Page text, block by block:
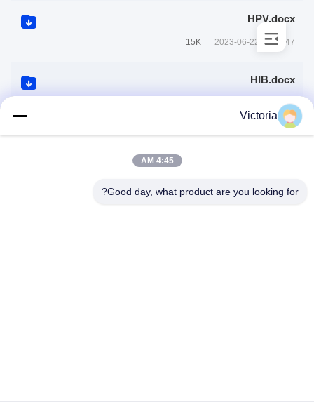
HPV.docx
15K 2023-06-22 02:05:47
HIB.docx
2023-06-22 02:05:22
Victoria
4:45 AM
Good day, what product are you looking for?